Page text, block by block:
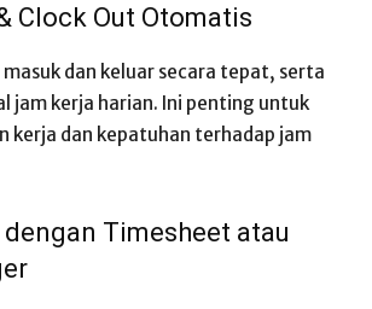
Clock Out Otomatis
dan keluar secara tepat, serta
jam kerja harian. Ini penting untuk
kerja dan kepatuhan terhadap jam
Timesheet atau